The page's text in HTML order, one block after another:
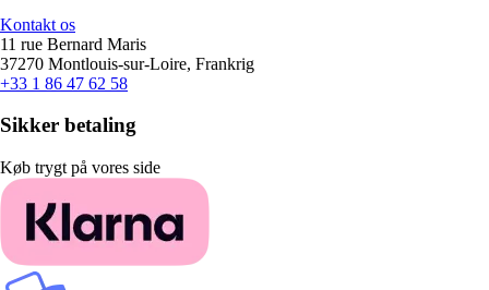
Kontakt os
11 rue Bernard Maris
37270 Montlouis-sur-Loire, Frankrig
+33 1 86 47 62 58
Sikker betaling
Køb trygt på vores side